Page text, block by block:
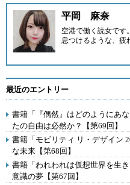
平岡 麻奈
空港で働く読女です
息つけるような、疲
最近のエントリー
書籍「『偶然』はどのようにあ
たの自由は必然か？【第69回】
書籍「モビリティ リ・デザイン
な未来【第68回】
書籍「われわれは仮想世界を生
意識の夢【第67回】